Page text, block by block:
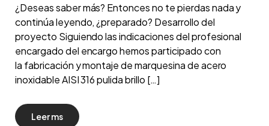
¿Deseas saber más? Entonces no te pierdas nada y
continúa leyendo, ¿preparado? Desarrollo del
proyecto Siguiendo las indicaciones del profesional
encargado del encargo hemos participado con
la fabricación y montaje de marquesina de acero
inoxidable AISI 316 pulida brillo […]
Leer ms